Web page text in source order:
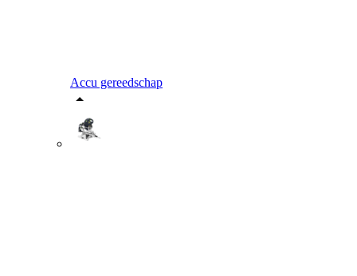
Accu gereedschap